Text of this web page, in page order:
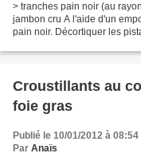
> tranches pain noir (au
jambon cru A l'aide d'un
pain noir. Décortiquer les
Croustillants au
foie gras
Publié le 10/01/2012 à 08:54
Par Anaïs